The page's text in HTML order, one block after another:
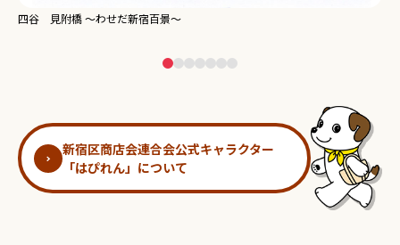
新宿区商店会連合会公式キャラクター
「はぴれん」について